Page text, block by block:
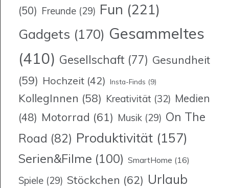
(50) Freunde (29) Fun (221)
Gadgets (170) Gesammeltes
(410) Gesellschaft (77) Gesundheit
(59) Hochzeit (42) Insta-Finds (9)
KollegInnen (58) Kreativität (32) Medien
(48) Motorrad (61) Musik (29) On The
Road (82) Produktivität (157)
Serien&Filme (100) SmartHome (16)
Spiele (29) Stöckchen (62) Urlaub